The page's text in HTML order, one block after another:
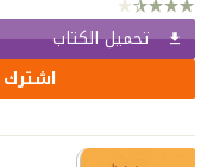
تحميل الكتاب
اشترك